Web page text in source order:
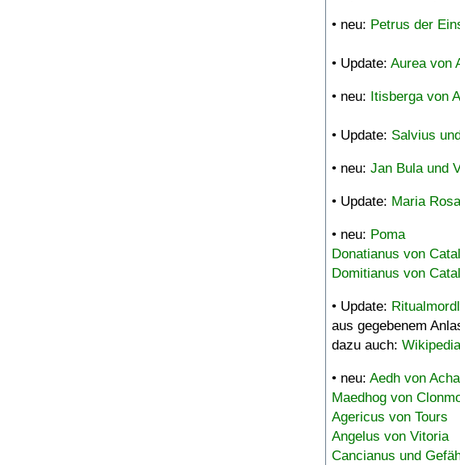
• neu: Petrus der
• Update: Aurea von
• neu: Itisberga von
• Update: Salvius
• neu: Jan Bula und
• Update: Maria
• neu: Poma
Donatianus von
Domitianus von
• Update:
aus gegebenem
dazu auch:
• neu: Aedh von
Maedhog von
Agericus von Tours
Angelus von Vitoria
Cancianus und